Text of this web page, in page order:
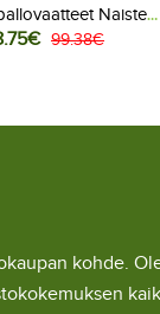
Naisten
2025-26
99.38€
kohde.